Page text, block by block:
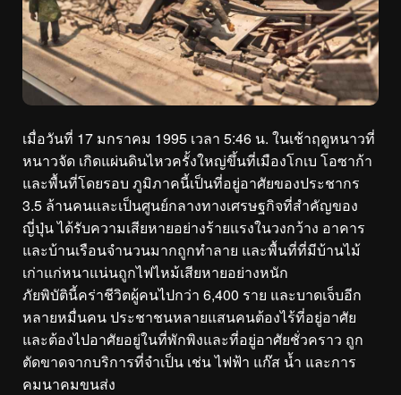
เมื่อวันที่ 17 มกราคม 1995 เวลา 5:46 น. ในเช้าฤดูหนาวที่
หนาวจัด เกิดแผ่นดินไหวครั้งใหญ่ขึ้นที่เมืองโกเบ โอซาก้า
และพื้นที่โดยรอบ ภูมิภาคนี้เป็นที่อยู่อาศัยของประชากร
3.5 ล้านคนและเป็นศูนย์กลางทางเศรษฐกิจที่สำคัญของ
ญี่ปุ่น ได้รับความเสียหายอย่างร้ายแรงในวงกว้าง อาคาร
และบ้านเรือนจำนวนมากถูกทำลาย และพื้นที่ที่มีบ้านไม้
เก่าแก่หนาแน่นถูกไฟไหม้เสียหายอย่างหนัก
ภัยพิบัตินี้คร่าชีวิตผู้คนไปกว่า 6,400 ราย และบาดเจ็บอีก
หลายหมื่นคน ประชาชนหลายแสนคนต้องไร้ที่อยู่อาศัย
และต้องไปอาศัยอยู่ในที่พักพิงและที่อยู่อาศัยชั่วคราว ถูก
ตัดขาดจากบริการที่จำเป็น เช่น ไฟฟ้า แก๊ส น้ำ และการ
คมนาคมขนส่ง